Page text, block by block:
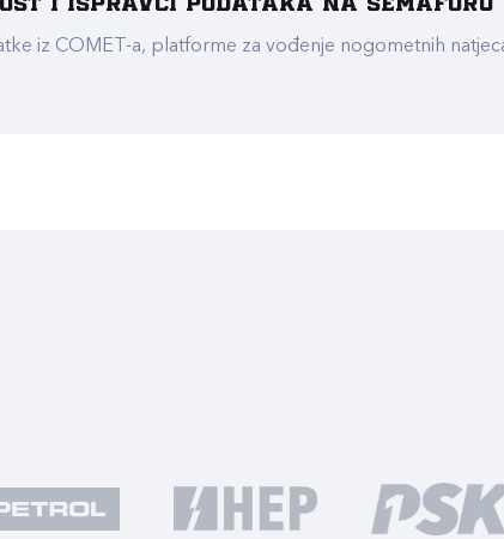
i ispravci podataka na Semaforu
iz COMET-a, platforme za vođenje nogometnih